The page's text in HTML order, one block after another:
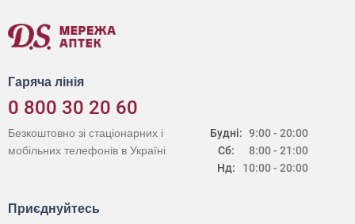
Гаряча лінія
0 800 30 20 60
Будні:
Сб:
Нд:
9:00 - 20:00
8:00 - 21:00
10:00 - 20:00
Безкоштовно зі стаціонарних і
мобільних телефонів в Україні
Приєднуйтесь